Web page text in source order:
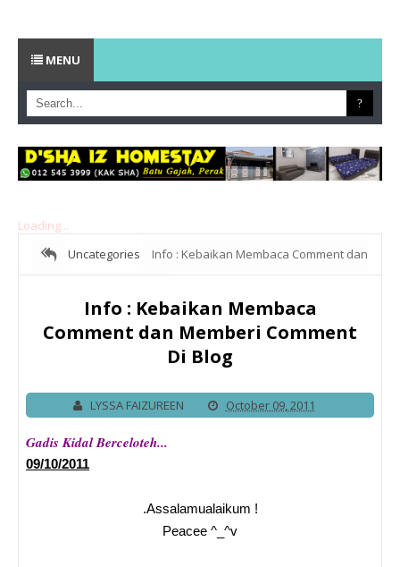
MENU
Loading...
Uncategories
Info : Kebaikan Membaca Comment dan
Info : Kebaikan Membaca
Comment dan Memberi Comment
Di Blog
LYSSA FAIZUREEN October 09, 2011
Gadis Kidal Berceloteh...
09/10/2011
.Assalamualaikum !
Peacee ^_^v